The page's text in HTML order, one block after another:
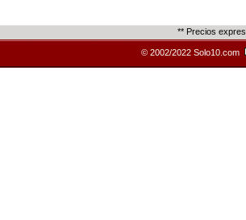
** Precios
© 2002/2022 Solo10.com